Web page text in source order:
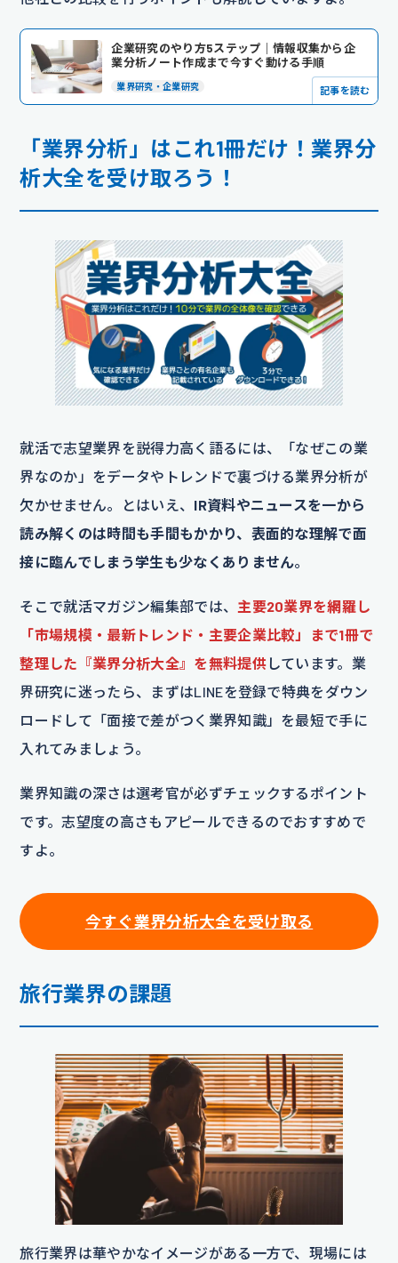
企業研究のやり方5ステップ｜情報収集から企
業分析ノート作成まで今すぐ動ける手順
業界研究・企業研究 記事を読む
「業界分析」はこれ1冊だけ！業界分
析大全を受け取ろう！
就活で志望業界を説得力高く語るには、「なぜこの業
界なのか」をデータやトレンドで裏づける業界分析が
欠かせません。とはいえ、 IR資料やニュースを一から
読み解くのは時間も手間もかかり、表面的な理解で面
接に臨んでしまう学生も少なくありません。
そこで就活マガジン編集部では、 主要20業界を網羅し
「市場規模・最新トレンド・主要企業比較」まで1冊で
整理した『業界分析大全』を無料提供しています。業
界研究に迷ったら、まずはLINEを登録で特典をダウン
ロードして「面接で差がつく業界知識」を最短で手に
入れてみましょう。
業界知識の深さは選考官が必ずチェックするポイント
です。志望度の高さもアピールできるのでおすすめで
すよ。
今すぐ業界分析大全を受け取る
旅行業界の課題
旅行業界は華やかなイメージがある一方で、現場には